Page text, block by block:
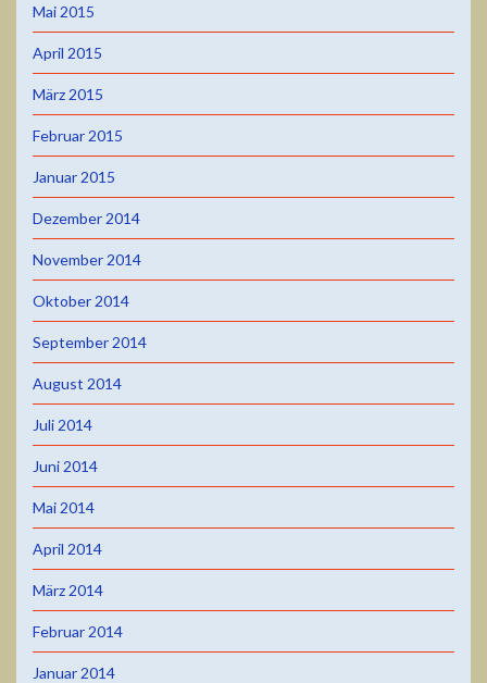
Mai 2015
April 2015
März 2015
Februar 2015
Januar 2015
Dezember 2014
November 2014
Oktober 2014
September 2014
August 2014
Juli 2014
Juni 2014
Mai 2014
April 2014
März 2014
Februar 2014
Januar 2014